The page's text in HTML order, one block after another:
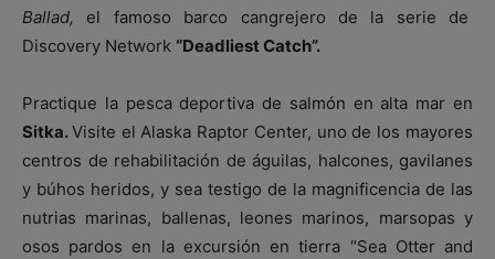
Ballad, el famoso barco cangrejero de la serie de
Discovery Network “Deadliest Catch”.
Practique la pesca deportiva de salmón en alta mar en
Sitka.Visite el Alaska Raptor Center, uno de los mayores
centros de rehabilitación de águilas, halcones, gavilanes
y búhos heridos, y sea testigo de la magnificencia de las
nutrias marinas, ballenas, leones marinos, marsopas y
osos pardos en la excursión en tierra “Sea Otter and